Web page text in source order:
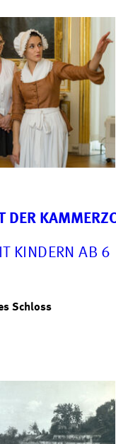
DER
KINDERN AB 6
Schloss